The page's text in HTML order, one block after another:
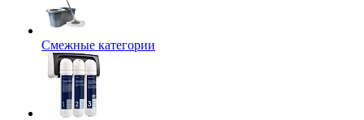
Смежные категории